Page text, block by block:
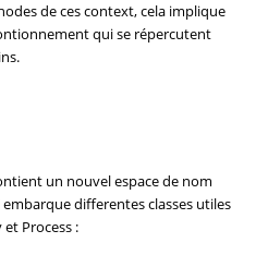
de ces context, cela implique
qui se répercutent
un nouvel espace de nom
differentes classes utiles
Process :